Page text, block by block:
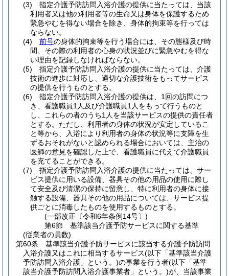
(3)
指定介護予防訪問入浴介護の提供に当たっては、当該
利用者又は他の利用者等の生命又は身体を保護するため
緊急やむを得ない場合を除き、身体的拘束等を行っては
ならない。
(4)
前号の身体的拘束等を行う場合には、その態様及び時
間、その際の利用者の心身の状況並びに緊急やむを得な
い理由を記録しなければならない。
(5)
指定介護予防訪問入浴介護の提供に当たっては、介護
技術の進歩に対応し、適切な介護技術をもってサービス
の提供を行うものとする。
(6)
指定介護予防訪問入浴介護の提供は、1回の訪問につ
き、看護職員1人及び介護職員1人をもって行うものと
し、これらの者のうち1人を当該サービスの提供の責任者
とする。 ただし、利用者の身体の状況が安定しているこ
と等から、入浴により利用者の身体の状況等に支障を生
ずるおそれがないと認められる場合においては、主治の
医師の意見を確認した上で、看護職員に代えて介護職員
を充てることができる。
(7)
指定介護予防訪問入浴介護の提供に当たっては、サー
ビス提供に用いる設備、器具その他の用品の使用に際し
て安全及び清潔の保持に留意し、特に利用者の身体に接
触する設備、器具その他の用品については、サービス提
供ごとに消毒したものを使用するものとする。
(一部改正〔令和6年条例14号〕)
第6節
基準該当介護予防サービスに関する基準
(従業者の員数)
第60条
基準該当介護予防サービスに該当する介護予防訪問
入浴介護又はこれに相当するサービス(以下「基準該当介護
予防訪問入浴介護」という。)の事業を行う者(以下「基準
該当介護予防訪問入浴介護事業者」という。)が、当該事業